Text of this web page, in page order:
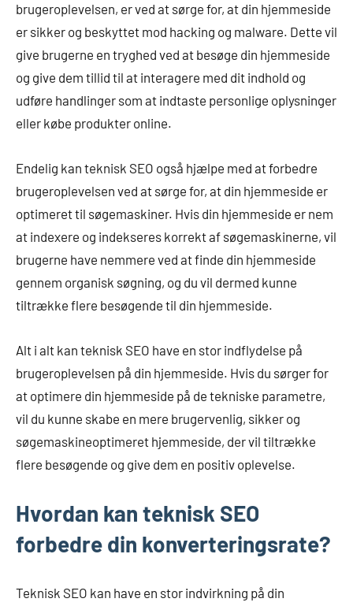
brugeroplevelsen, er ved at sørge for, at din hjemmeside
er sikker og beskyttet mod hacking og malware. Dette vil
give brugerne en tryghed ved at besøge din hjemmeside
og give dem tillid til at interagere med dit indhold og
udføre handlinger som at indtaste personlige oplysninger
eller købe produkter online.
Endelig kan teknisk SEO også hjælpe med at forbedre
brugeroplevelsen ved at sørge for, at din hjemmeside er
optimeret til søgemaskiner. Hvis din hjemmeside er nem
at indexere og indekseres korrekt af søgemaskinerne, vil
brugerne have nemmere ved at finde din hjemmeside
gennem organisk søgning, og du vil dermed kunne
tiltrække flere besøgende til din hjemmeside.
Alt i alt kan teknisk SEO have en stor indflydelse på
brugeroplevelsen på din hjemmeside. Hvis du sørger for
at optimere din hjemmeside på de tekniske parametre,
vil du kunne skabe en mere brugervenlig, sikker og
søgemaskineoptimeret hjemmeside, der vil tiltrække
flere besøgende og give dem en positiv oplevelse.
Hvordan kan teknisk SEO
forbedre din konverteringsrate?
Teknisk SEO kan have en stor indvirkning på din